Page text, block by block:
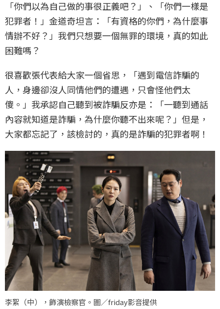
「你們以為自己做的事很正義吧？」、「你們一樣是
犯罪者！」金道奇坦言：「有資格的你們，為什麼事
情辦不好？」我們只想要一個無罪的環境，真的如此
困難嗎？
很喜歡張代表給大家一個省思，「遇到電信詐騙的
人，身邊卻沒人同情他們的遭遇，只會怪他們太
傻。」我承認自己聽到被詐騙反亦是：「一聽到通話
內容就知道是詐騙，為什麼你聽不出來呢？」但是，
大家都忘記了，該檢討的，真的是詐騙的犯罪者啊！
李絮（中），飾演檢察官。圖／friday影音提供